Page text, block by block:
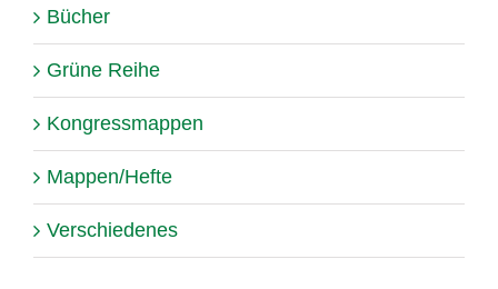
Bücher
Grüne Reihe
Kongressmappen
Mappen/Hefte
Verschiedenes